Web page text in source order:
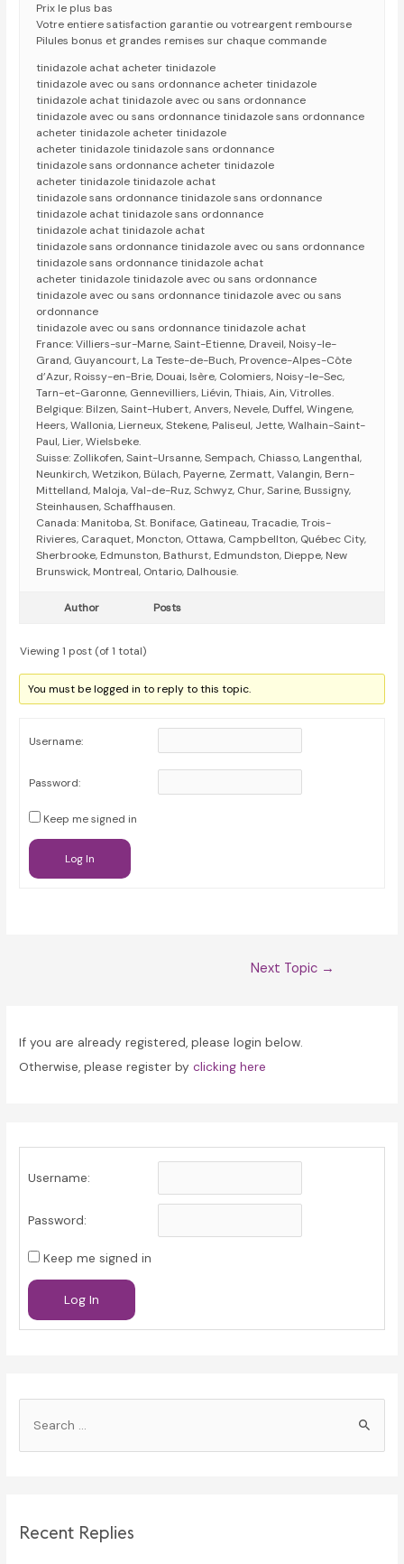
Prix le plus bas
Votre entiere satisfaction garantie ou votreargent rembourse
Pilules bonus et grandes remises sur chaque commande
tinidazole achat acheter tinidazole
tinidazole avec ou sans ordonnance acheter tinidazole
tinidazole achat tinidazole avec ou sans ordonnance
tinidazole avec ou sans ordonnance tinidazole sans ordonnance
acheter tinidazole acheter tinidazole
acheter tinidazole tinidazole sans ordonnance
tinidazole sans ordonnance acheter tinidazole
acheter tinidazole tinidazole achat
tinidazole sans ordonnance tinidazole sans ordonnance
tinidazole achat tinidazole sans ordonnance
tinidazole achat tinidazole achat
tinidazole sans ordonnance tinidazole avec ou sans ordonnance
tinidazole sans ordonnance tinidazole achat
acheter tinidazole tinidazole avec ou sans ordonnance
tinidazole avec ou sans ordonnance tinidazole avec ou sans
ordonnance
tinidazole avec ou sans ordonnance tinidazole achat
France: Villiers-sur-Marne, Saint-Etienne, Draveil, Noisy-le-
Grand, Guyancourt, La Teste-de-Buch, Provence-Alpes-Côte
d’Azur, Roissy-en-Brie, Douai, Isère, Colomiers, Noisy-le-Sec,
Tarn-et-Garonne, Gennevilliers, Liévin, Thiais, Ain, Vitrolles.
Belgique: Bilzen, Saint-Hubert, Anvers, Nevele, Duffel, Wingene,
Heers, Wallonia, Lierneux, Stekene, Paliseul, Jette, Walhain-Saint-
Paul, Lier, Wielsbeke.
Suisse: Zollikofen, Saint-Ursanne, Sempach, Chiasso, Langenthal,
Neunkirch, Wetzikon, Bülach, Payerne, Zermatt, Valangin, Bern-
Mittelland, Maloja, Val-de-Ruz, Schwyz, Chur, Sarine, Bussigny,
Steinhausen, Schaffhausen.
Canada: Manitoba, St. Boniface, Gatineau, Tracadie, Trois-
Rivieres, Caraquet, Moncton, Ottawa, Campbellton, Québec City,
Sherbrooke, Edmunston, Bathurst, Edmundston, Dieppe, New
Brunswick, Montreal, Ontario, Dalhousie.
Author Posts
Viewing 1 post (of 1 total)
You must be logged in to reply to this topic.
Username:
Password:
Keep me signed in
Log In
Next Topic →
If you are already registered, please login below.
Otherwise, please register byclicking here
Username:
Password:
Keep me signed in
Log In
h
Recent Replies